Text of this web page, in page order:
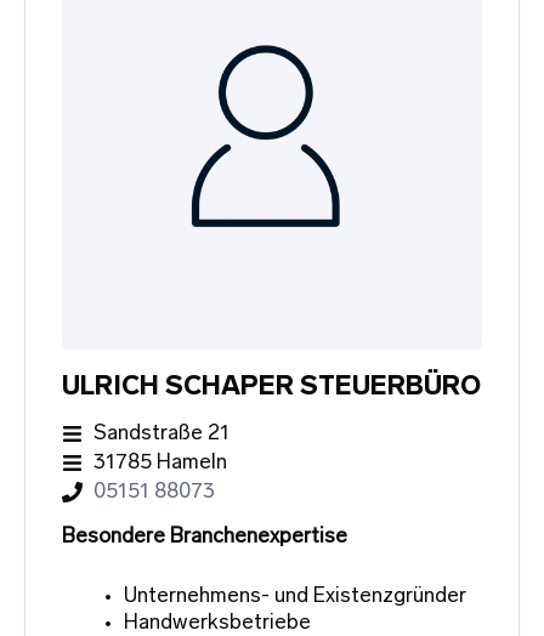
ULRICH SCHAPER STEUERBÜRO
Sandstraße 21
31785 Hameln
05151 88073
Besondere Branchenexpertise
Unternehmens- und Existenzgründer
Handwerksbetriebe